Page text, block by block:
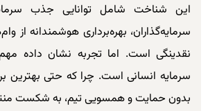
این شناخت شامل توانایی جذب
سرمایه‌گذاران، بهره‌برداری هوشمندانه از
نقدینگی است. اما تجربه نشان داده
سرمایه انسانی است. چرا که حتی بهترین
بدون حمایت و همسویی تیم، به شکست